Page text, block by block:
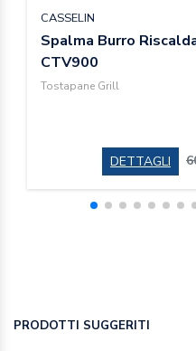
CASSELIN
Spalma Burro
CTV900
Tostapane Grill
DETTAGLI
PRODOTTI SUGGERITI